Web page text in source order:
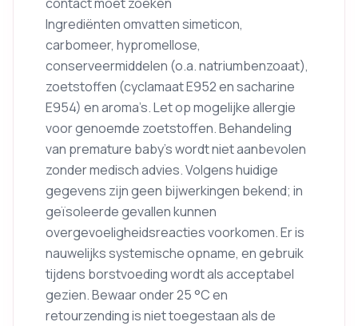
Ingrediënten omvatten simeticon,
carbomeer, hypromellose,
conserveermiddelen (o.a. natriumbenzoaat),
zoetstoffen (cyclamaat E952 en sacharine
E954) en aroma’s. Let op mogelijke allergie
voor genoemde zoetstoffen. Behandeling
van premature baby’s wordt niet aanbevolen
zonder medisch advies. Volgens huidige
gegevens zijn geen bijwerkingen bekend; in
geïsoleerde gevallen kunnen
overgevoeligheidsreacties voorkomen. Er is
nauwelijks systemische opname, en gebruik
tijdens borstvoeding wordt als acceptabel
gezien. Bewaar onder 25 °C en
retourzending is niet toegestaan als de